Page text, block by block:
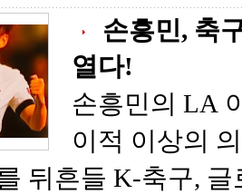
손흥민, 축
열다!
손흥민의 LA
이적 이상의 의미 메시와
뒤흔들 K-축구,